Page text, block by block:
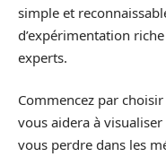
simple et
d’expérimentation
experts.
Commencez par
vous aidera à
vous perdre dans les